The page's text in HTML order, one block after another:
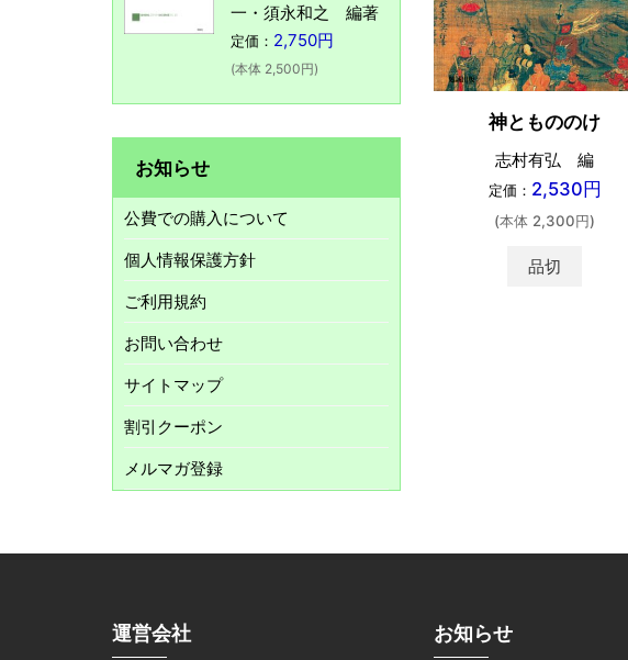
神ともののけ
志村有弘 編
定価： 2,530円
(本体 2,300円)
品切
一・須永和之 編著
定価： 2,750円
(本体 2,500円)
お知らせ
公費での購入について
個人情報保護方針
ご利用規約
お問い合わせ
サイトマップ
割引クーポン
メルマガ登録
運営会社 お知らせ